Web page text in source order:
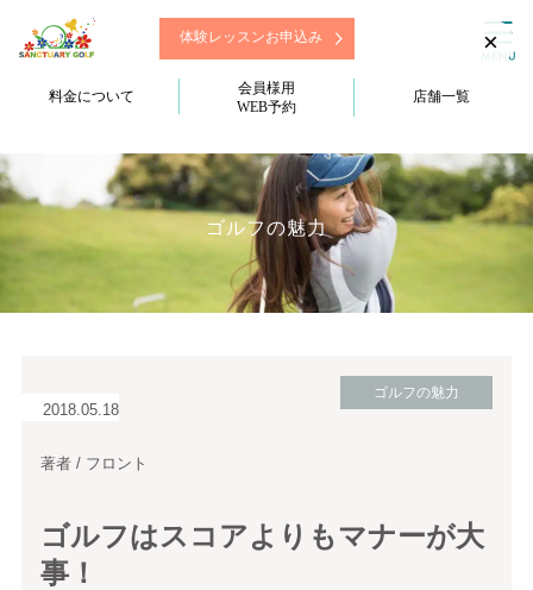
体験レッスンお申込み
料金について
会員様用
WEB予約
店舗一覧
ゴルフの魅力
2018.05.18
ゴルフの魅力
著者 / フロント
ゴルフはスコアよりもマナーが大
事！
×